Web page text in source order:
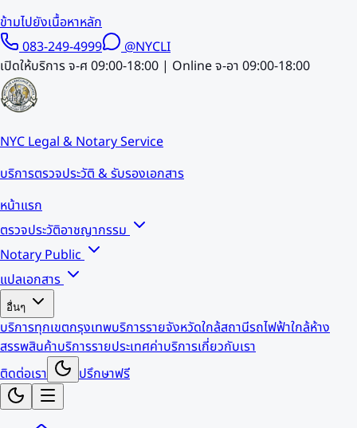
ข้ามไปยังเนื้อหาหลัก
083-249-4999
@NYCLI
เปิดให้บริการ จ-ศ 09:00-18:00 | Online จ-อา 09:00-18:00
NYC Legal & Notary Service
บริการตรวจประวัติ & รับรองเอกสาร
หน้าแรก
ตรวจประวัติอาชญากรรม
Notary Public
แปลเอกสาร
อื่นๆ
บริการทุกเขตกรุงเทพบริการรายจังหวัดใกล้สถานีรถไฟฟ้าใกล้ห้าง
สรรพสินค้าบริการรายประเทศค่าบริการเกี่ยวกับเรา
ติดต่อเรา
ปรึกษาฟรี